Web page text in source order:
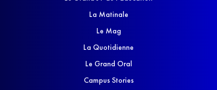
La Matinale
Le Mag
La Quotidienne
Le Grand Oral
Campus Stories